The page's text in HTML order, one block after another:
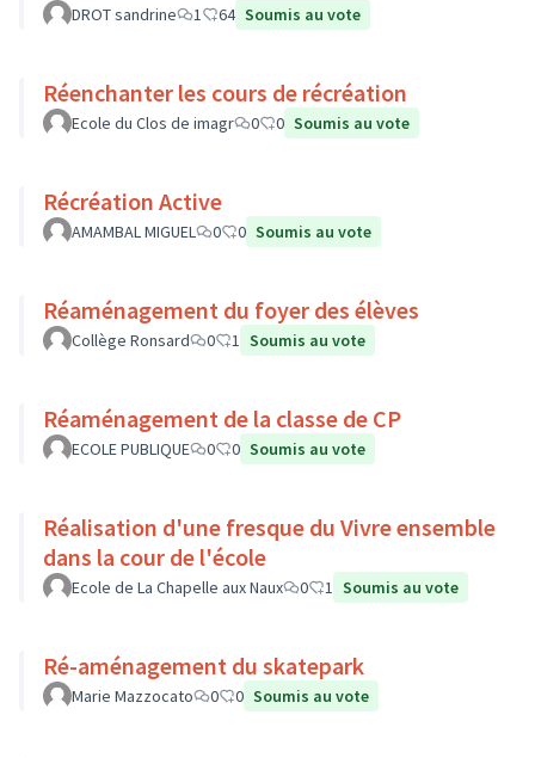
DROT sandrine 1 64 Soumis au vote
Réenchanter les cours de récréation
Ecole du Clos de imagr 0 0 Soumis au vote
Récréation Active
AMAMBAL MIGUEL 0 0 Soumis au vote
Réaménagement du foyer des élèves
Collège Ronsard 0 1 Soumis au vote
Réaménagement de la classe de CP
ECOLE PUBLIQUE 0 0 Soumis au vote
Réalisation d'une fresque du Vivre ensemble
dans la cour de l'école
Ecole de La Chapelle aux Naux 0 1 Soumis au vote
Ré-aménagement du skatepark
Marie Mazzocato 0 0 Soumis au vote